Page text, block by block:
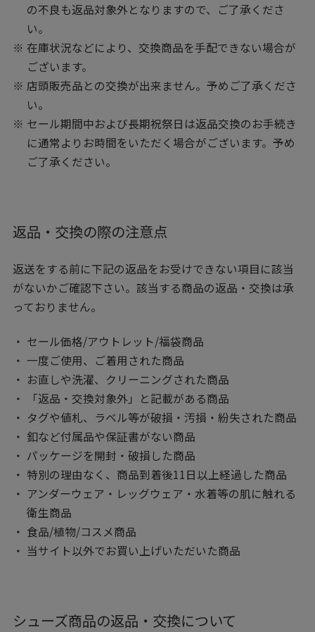
の不良も返品対象外となりますので、ご了承くださ
い。
在庫状況などにより、交換商品を手配できない場合が
ございます。
店頭販売品との交換が出来ません。予めご了承くださ
い。
セール期間中および長期祝祭日は返品交換のお手続き
に通常よりお時間をいただく場合がございます。予め
ご了承ください。
返品・交換の際の注意点
返送をする前に下記の返品をお受けできない項目に該当
がないかご確認下さい。該当する商品の返品・交換は承
っておりません。
セール価格/アウトレット/福袋商品
一度ご使用、ご着用された商品
お直しや洗濯、クリーニングされた商品
「返品・交換対象外」と記載がある商品
タグや値札、ラベル等が破損・汚損・紛失された商品
釦など付属品や保証書がない商品
パッケージを開封・破損した商品
特別の理由なく、商品到着後11日以上経過した商品
アンダーウェア・レッグウェア・水着等の肌に触れる
衛生商品
食品/植物/コスメ商品
当サイト以外でお買い上げいただいた商品
シューズ商品の返品・交換について